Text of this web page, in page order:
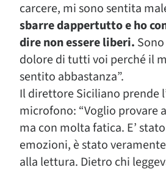
carcere, mi sono sentita
sbarre dappertutto e ho
dire non essere liberi.
dolore di tutti voi perché il
sentito abbastanza”.
Il direttore Siciliano prende
microfono: “Voglio provare
ma con molta fatica. E’
emozioni, è stato
alla lettura. Dietro chi